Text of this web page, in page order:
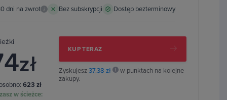
dni na zwrot i Bez subskrypcji Dostęp bezterminowy
zł
623 zł
w ścieżce:
KUP TERAZ
Zyskujesz37.38 zł
w punktach na kolejne
zakupy.